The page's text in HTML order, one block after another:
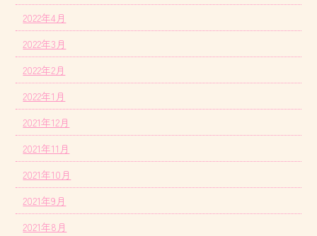
2022年4月
2022年3月
2022年2月
2022年1月
2021年12月
2021年11月
2021年10月
2021年9月
2021年8月